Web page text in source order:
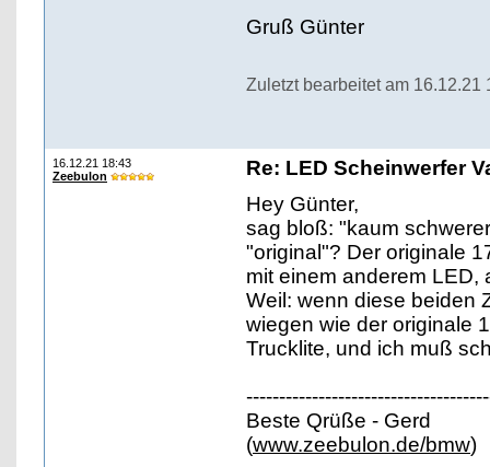
Gruß Günter
Zuletzt bearbeitet am 16.12.21
16.12.21 18:43
Zeebulon
Re: LED Scheinwerfer
Hey Günter,
sag bloß: "kaum
"original"? Der originale
mit einem anderem LED,
Weil: wenn diese beiden
wiegen wie der originale
Trucklite, und ich muß
Beste Qrüße - Gerd
(www.zeebulon.de/bmw)